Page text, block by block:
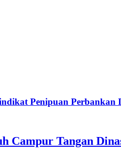
Penipuan Perbankan
Campur Tangan